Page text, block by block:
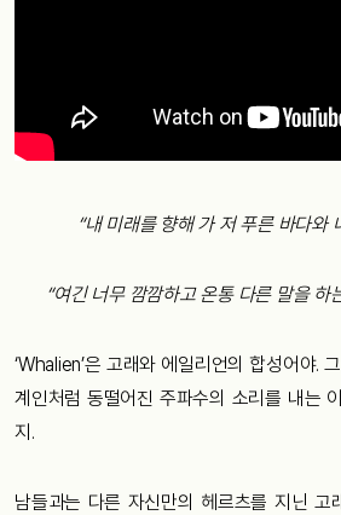
“내 미래를 향해 가 저 푸른 바다와
“여긴 너무 깜깜하고 온통 다른 말을 하
‘Whalien’은 고래와 에일리언의 합성어야.
계인처럼 동떨어진 주파수의 소리를 내는
지.
남들과는 다른 자신만의 헤르츠를 지닌 고